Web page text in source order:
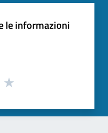
le informazioni